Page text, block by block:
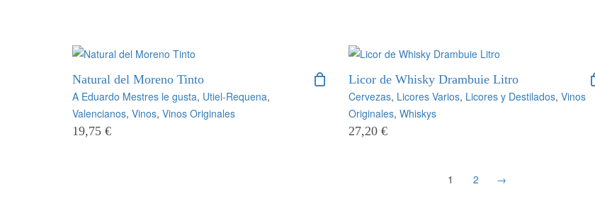
Natural del Moreno Tinto
A Eduardo Mestres le gusta, Utiel-Requena,
Valencianos, Vinos, Vinos Originales
19,75 €
Licor de Whisky Drambuie Litro
Cervezas, Licores Varios, Licores y Destilados, Vinos
Originales, Whiskys
27,20 €
1 2 →